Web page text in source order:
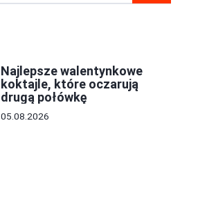
Najlepsze walentynkowe
koktajle, które oczarują
drugą połówkę
05.08.2026